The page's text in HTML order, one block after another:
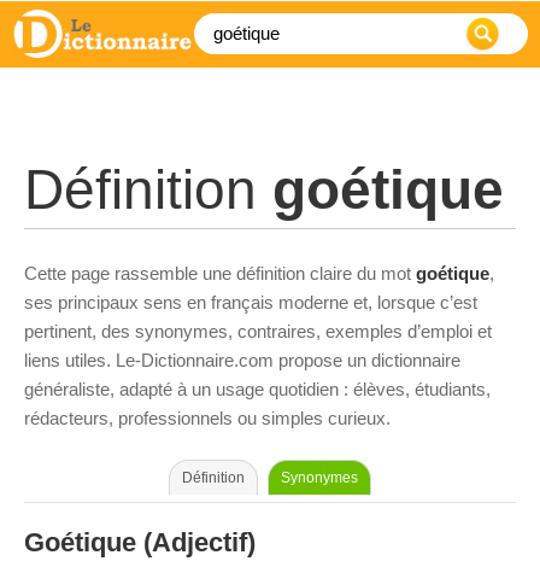
Définition goétique
Cette page rassemble une définition claire du mot goétique,
ses principaux sens en français moderne et, lorsque c’est
pertinent, des synonymes, contraires, exemples d’emploi et
liens utiles. Le-Dictionnaire.com propose un dictionnaire
généraliste, adapté à un usage quotidien : élèves, étudiants,
rédacteurs, professionnels ou simples curieux.
Définition Synonymes
Goétique (Adjectif)